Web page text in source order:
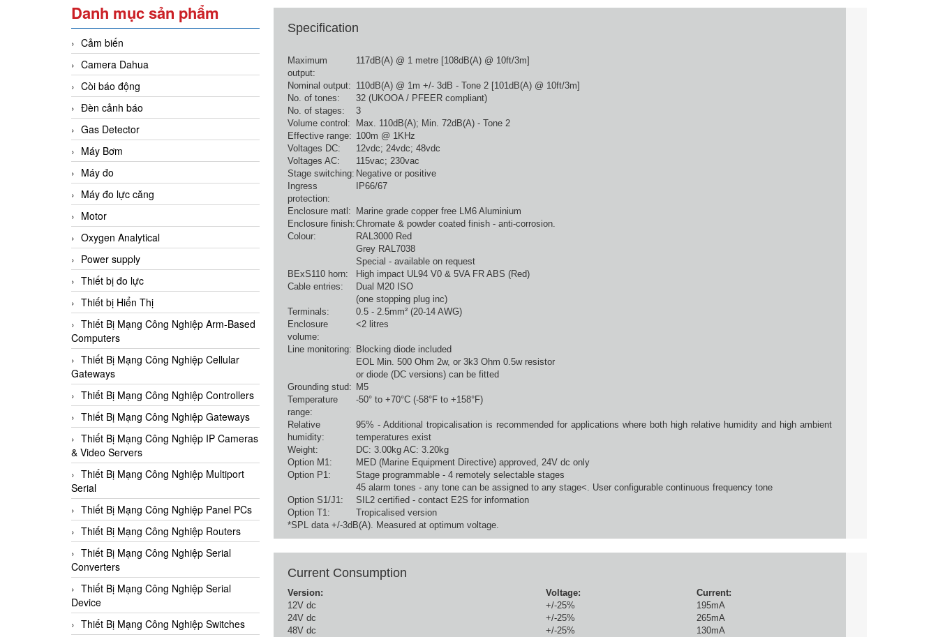
Danh mục sản phẩm
Cảm biến
Camera Dahua
Còi báo động
Đèn cảnh báo
Gas Detector
Máy Bơm
Máy đo
Máy đo lực căng
Motor
Oxygen Analytical
Power supply
Thiết bị đo lực
Thiết bị Hiển Thị
Thiết Bị Mạng Công Nghiệp Arm-Based
Computers
Thiết Bị Mạng Công Nghiệp Cellular
Gateways
Thiết Bị Mạng Công Nghiệp Controllers
Thiết Bị Mạng Công Nghiệp Gateways
Thiết Bị Mạng Công Nghiệp IP Cameras
& Video Servers
Thiết Bị Mạng Công Nghiệp Multiport
Serial
Thiết Bị Mạng Công Nghiệp Panel PCs
Thiết Bị Mạng Công Nghiệp Routers
Thiết Bị Mạng Công Nghiệp Serial
Converters
Thiết Bị Mạng Công Nghiệp Serial
Device
Thiết Bị Mạng Công Nghiệp Switches
Specification
Maximum
output:
117dB(A) @ 1 metre [108dB(A) @ 10ft/3m]
Nominal output: 110dB(A) @ 1m +/- 3dB - Tone 2 [101dB(A) @ 10ft/3m]
No. of tones:
32 (UKOOA / PFEER compliant)
No. of stages:
3
Volume control:
Max. 110dB(A); Min. 72dB(A) - Tone 2
Effective range: 100m @ 1KHz
Voltages DC:
12vdc; 24vdc; 48vdc
Voltages AC:
115vac; 230vac
Stage switching: Negative or positive
Ingress
protection:
IP66/67
Enclosure matl:
Marine grade copper free LM6 Aluminium
Enclosure finish:Chromate & powder coated finish - anti-corrosion.
Colour:
RAL3000 Red
Grey RAL7038
Special - available on request
BExS110 horn:
High impact UL94 V0 & 5VA FR ABS (Red)
Cable entries:
Dual M20 ISO
(one stopping plug inc)
Terminals:
0.5 - 2.5mm² (20-14 AWG)
Enclosure
volume:
<2 litres
Line monitoring: Blocking diode included
EOL Min. 500 Ohm 2w, or 3k3 Ohm 0.5w resistor
or diode (DC versions) can be fitted
Grounding stud: M5
Temperature
range:
-50° to +70°C (-58°F to +158°F)
Relative
humidity:
95% - Additional tropicalisation is recommended for applications where both high relative humidity and high ambient
temperatures exist
Weight:
DC: 3.00kg AC: 3.20kg
Option M1:
MED (Marine Equipment Directive) approved, 24V dc only
Option P1:
Stage programmable - 4 remotely selectable stages
45 alarm tones - any tone can be assigned to any stage<. User configurable continuous frequency tone
Option S1/J1:
SIL2 certified - contact E2S for information
Option T1:
Tropicalised version
*SPL data +/-3dB(A). Measured at optimum voltage.
Current Consumption
Version: Voltage:
Current:
12V dc
+/-25%
195mA
24V dc
+/-25%
265mA
48V dc
+/-25%
130mA